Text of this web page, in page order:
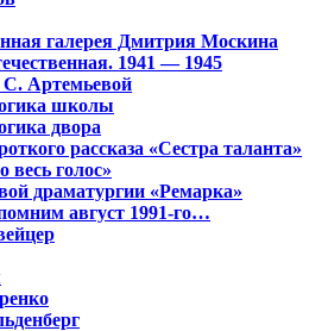
галерея Дмитрия Москина
1941 — 1945
С. Артемьевой
школы
двора
рассказа «Сестра таланта»
весь голос»
драматургии «Ремарка»
август 1991-го…